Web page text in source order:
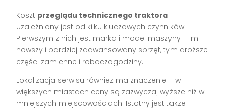
Koszt przeglądu technicznego traktora
uzależniony jest od kilku kluczowych czynników.
Pierwszym z nich jest marka i model maszyny – im
nowszy i bardziej zaawansowany sprzęt, tym droższe
części zamienne i roboczogodziny.
Lokalizacja serwisu również ma znaczenie – w
większych miastach ceny są zazwyczaj wyższe niż w
mniejszych miejscowościach. Istotny jest także